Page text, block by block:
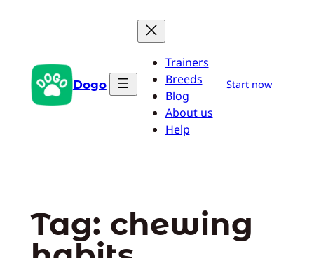
conteúdo Dogo
Trainers
Breeds
Blog
About us
Help
Start now
Tag: chewing